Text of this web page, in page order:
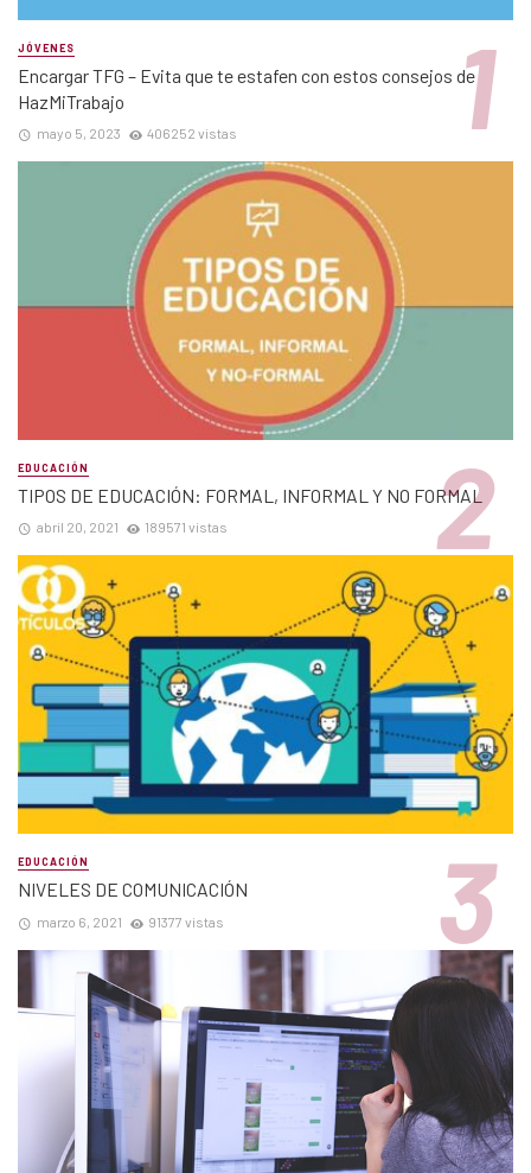
JÓVENES
Encargar TFG – Evita que te estafen con estos consejos de
HazMiTrabajo
mayo 5, 2023 406252 vistas
EDUCACIÓN
TIPOS DE EDUCACIÓN: FORMAL, INFORMAL Y NO FORMAL
abril 20, 2021 189571 vistas
EDUCACIÓN
NIVELES DE COMUNICACIÓN
marzo 6, 2021 91377 vistas